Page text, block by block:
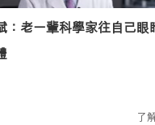
：老一輩科學家往自己眼
了